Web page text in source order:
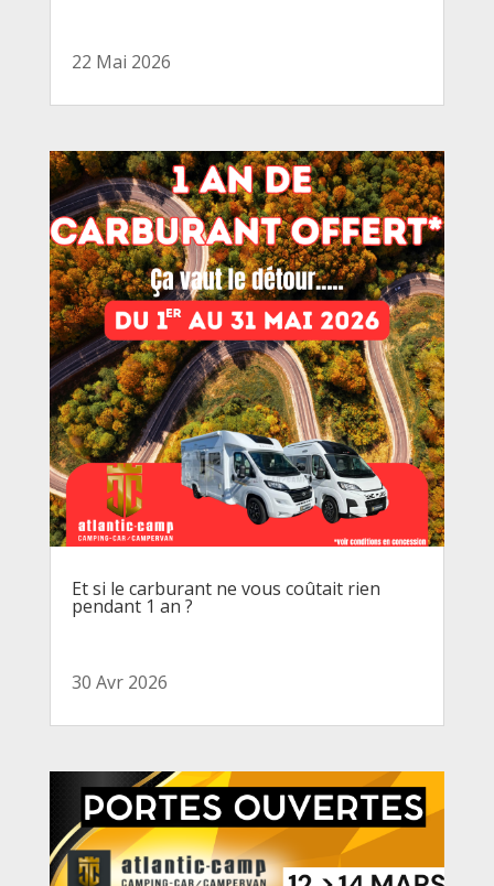
22 Mai 2026
Et si le carburant ne vous coûtait rien
pendant 1 an ?
30 Avr 2026